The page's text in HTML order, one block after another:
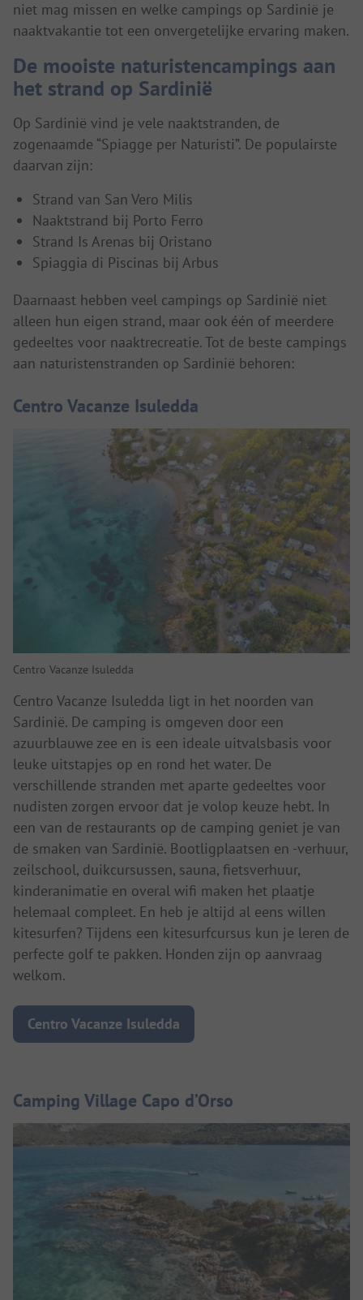
niet mag missen en welke campings op Sardinië je
naaktvakantie tot een onvergetelijke ervaring maken.
De mooiste naturistencampings aan
het strand op Sardinië
Op Sardinië vind je vele naaktstranden, de
zogenaamde “Spiagge per Naturisti”. De populairste
daarvan zijn:
Strand van San Vero Milis
Naaktstrand bij Porto Ferro
Strand Is Arenas bij Oristano
Spiaggia di Piscinas bij Arbus
Daarnaast hebben veel campings op Sardinië niet
alleen hun eigen strand, maar ook één of meerdere
gedeeltes voor naaktrecreatie. Tot de beste campings
aan naturistenstranden op Sardinië behoren:
Centro Vacanze Isuledda
Centro Vacanze Isuledda
Centro Vacanze Isuledda ligt in het noorden van
Sardinië. De camping is omgeven door een
azuurblauwe zee en is een ideale uitvalsbasis voor
leuke uitstapjes op en rond het water. De
verschillende stranden met aparte gedeeltes voor
nudisten zorgen ervoor dat je volop keuze hebt. In
een van de restaurants op de camping geniet je van
de smaken van Sardinië. Bootligplaatsen en -verhuur,
zeilschool, duikcursussen, sauna, fietsverhuur,
kinderanimatie en overal wifi maken het plaatje
helemaal compleet. En heb je altijd al eens willen
kitesurfen? Tijdens een kitesurfcursus kun je leren de
perfecte golf te pakken. Honden zijn op aanvraag
welkom.
Centro Vacanze Isuledda
Camping Village Capo d’Orso